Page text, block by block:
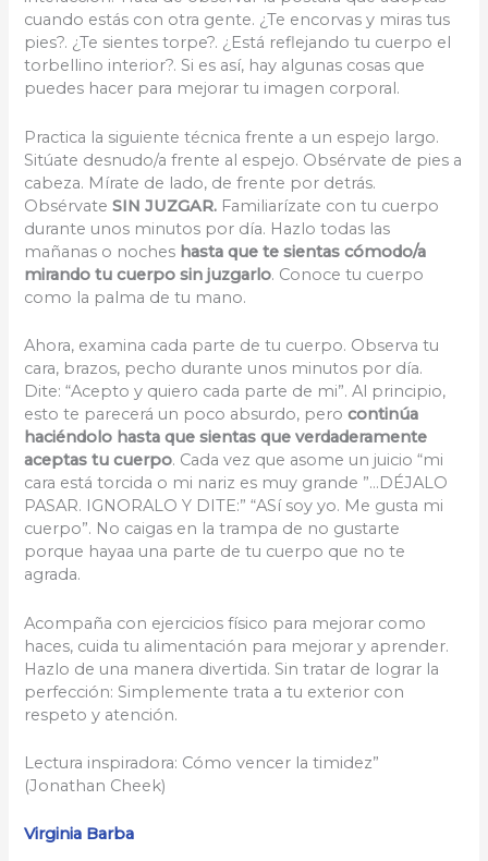
cuando estás con otra gente. ¿Te encorvas y miras tus
pies?. ¿Te sientes torpe?. ¿Está reflejando tu cuerpo el
torbellino interior?. Si es así, hay algunas cosas que
puedes hacer para mejorar tu imagen corporal.
Practica la siguiente técnica frente a un espejo largo.
Sitúate desnudo/a frente al espejo. Obsérvate de pies a
cabeza. Mírate de lado, de frente por detrás.
ObsérvateSIN JUZGAR. Familiarízate con tu cuerpo
durante unos minutos por día. Hazlo todas las
mañanas o noches hasta que te sientas cómodo/a
mirando tu cuerpo sin juzgarlo. Conoce tu cuerpo
como la palma de tu mano.
Ahora, examina cada parte de tu cuerpo. Observa tu
cara, brazos, pecho durante unos minutos por día.
Dite: “Acepto y quiero cada parte de mi”. Al principio,
esto te parecerá un poco absurdo, perocontinúa
haciéndolo hasta que sientas que verdaderamente
aceptas tu cuerpo. Cada vez que asome un juicio “mi
cara está torcida o mi nariz es muy grande ”…DÉJALO
PASAR. IGNORALO Y DITE:” “ASí soy yo. Me gusta mi
cuerpo”. No caigas en la trampa de no gustarte
porque hayaa una parte de tu cuerpo que no te
agrada.
Acompaña con ejercicios físico para mejorar como
haces, cuida tu alimentación para mejorar y aprender.
Hazlo de una manera divertida. Sin tratar de lograr la
perfección: Simplemente trata a tu exterior con
respeto y atención.
Lectura inspiradora: Cómo vencer la timidez”
(Jonathan Cheek)
Virginia Barba